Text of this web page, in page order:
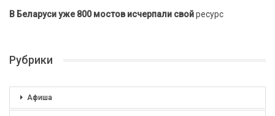
В Беларуси уже 800 мостов исчерпали свойресурс
Рубрики
Афиша